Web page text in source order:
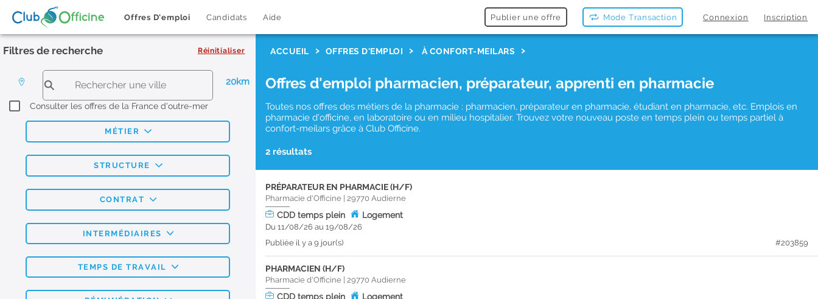
Offres D'emploi Candidats Aide Publier une offre Mode Transaction Connexion Inscription
Filtres de recherche Réinitialiser
20km
Consulter les offres de la France d'outre-mer
MÉTIER
STRUCTURE
CONTRAT
INTERMÉDIAIRES
TEMPS DE TRAVAIL
ACCUEIL OFFRES D'EMPLOI À CONFORT-MEILARS
Offres d'emploi pharmacien, préparateur, apprenti en pharmacie
Toutes nos offres des métiers de la pharmacie : pharmacien, préparateur en pharmacie, étudiant en pharmacie, etc. Emplois en
pharmacie d'officine, en laboratoire ou en milieu hospitalier. Trouvez votre nouveau poste en temps plein ou temps partiel à
confort-meilars grâce à Club Officine.
2 résultats
PRÉPARATEUR EN PHARMACIE (H/F)
Pharmacie d'Officine |29770Audierne
CDDtemps plein Logement
Du 11/08/26 au 19/08/26
Publiée il y a 9 jour(s)
#203859
PHARMACIEN (H/F)
Pharmacie d'Officine |29770Audierne
CDDtemps plein Logement